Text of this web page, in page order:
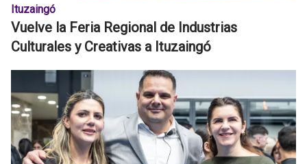
Ituzaingó
Vuelve la Feria Regional de Industrias
Culturales y Creativas a Ituzaingó